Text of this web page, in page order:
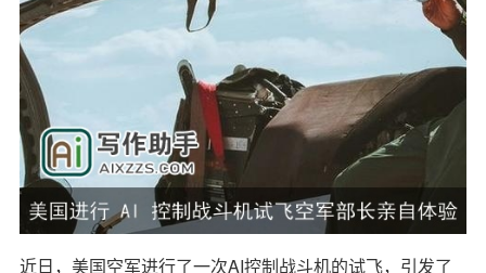
近日，美国空军进行了一次AI控制战斗机的试飞，引发了